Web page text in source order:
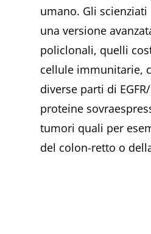
umano. Gli
una versione
policlonali, quelli
cellule immunitarie,
diverse parti di
proteine
tumori quali per
del colon-retto o